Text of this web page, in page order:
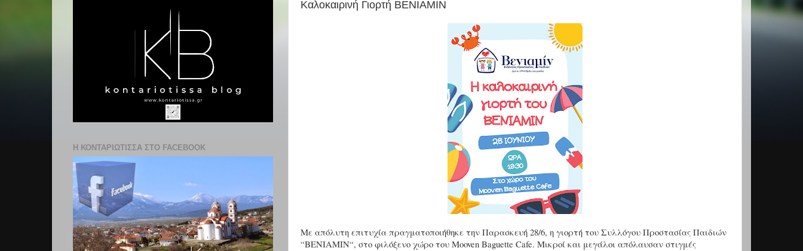
Καλοκαιρινή Γιορτή ΒΕΝΙΑΜΙΝ
Με απόλυτη επιτυχία πραγματοποιήθηκε την Παρασκευή 28/6, η γιορτή του Συλλόγου Προστασίας Παιδιών
“ΒΕΝΙΑΜΙΝ“, στο φιλόξενο χώρο του Mooven Baguette Cafe. Μικροί και μεγάλοι απόλαυσαν στιγμές
Η ΚΟΝΤΑΡΙΩΤΙΣΣΑ ΣΤΟ FACEBOOK